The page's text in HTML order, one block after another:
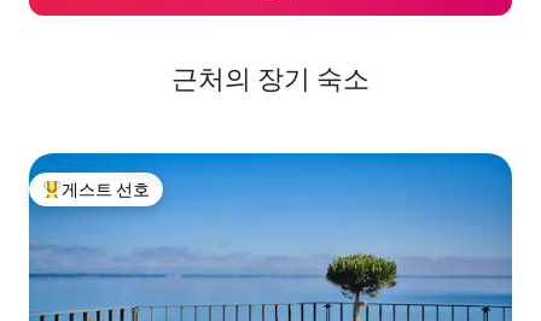
근처의 장기 숙소
상위 게스트 선호
게스트 선호